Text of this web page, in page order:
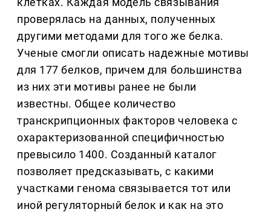
проверялась на данных, полученных
другими методами для того же белка.
Ученые смогли описать надежные мотивы
для 177 белков, причем для большинства
из них эти мотивы ранее не были
известны. Общее количество
транскрипционных факторов человека с
охарактеризованной специфичностью
превысило 1400. Созданный каталог
позволяет предсказывать, с какими
участками генома связывается тот или
иной регуляторный белок и как на это